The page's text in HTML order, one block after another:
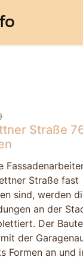
Straße
Straße fast
sind, werden
an der
Der
der
Formen an und